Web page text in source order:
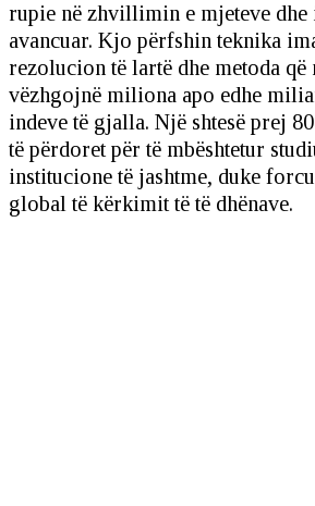
rupie në zhvillimin e mjeteve dhe
avancuar. Kjo përfshin teknika
rezolucion të lartë dhe metoda që
vëzhgojnë miliona apo edhe
indeve të gjalla. Një shtesë prej
të përdoret për të mbështetur
institucione të jashtme, duke
global të kërkimit të të dhënave.